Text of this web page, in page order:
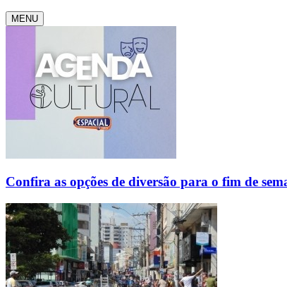
MENU
Confira as opções de diversão para o fim de